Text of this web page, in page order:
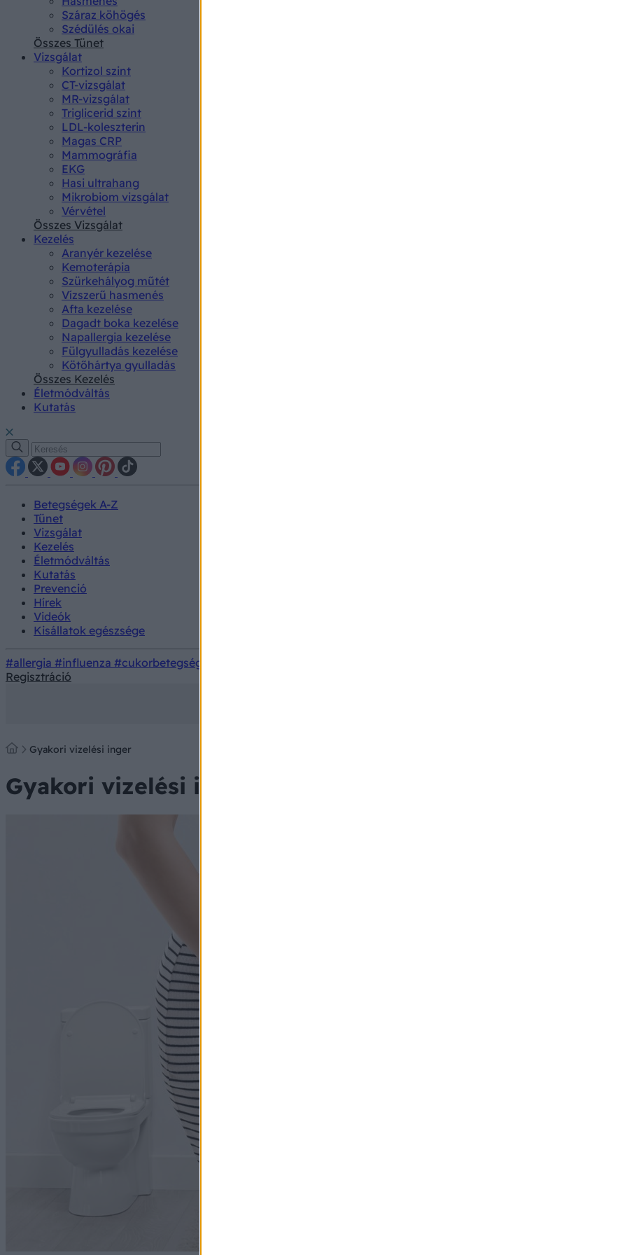
Száraz köhögés
Szédülés okai
Összes Tünet
Vizsgálat
Kortizol szint
CT-vizsgálat
MR-vizsgálat
Triglicerid szint
LDL-koleszterin
Magas CRP
Mammográfia
EKG
Hasi ultrahang
Mikrobiom vizsgálat
Vérvétel
Összes Vizsgálat
Kezelés
Aranyér kezelése
Kemoterápia
Szürkehályog műtét
Vízszerű hasmenés
Afta kezelése
Dagadt boka kezelése
Napallergia kezelése
Fülgyulladás kezelése
Kötőhártya gyulladás
Összes Kezelés
Életmódváltás
Kutatás
Betegségek A-Z
Tünet
Vizsgálat
Kezelés
Életmódváltás
Kutatás
Prevenció
Hírek
Videók
Kisállatok egészsége
#allergia #influenza #cukorbetegség
Regisztráció
Gyakori vizelési inger
Gyakori vizelési inger